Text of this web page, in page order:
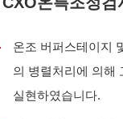
온조 버퍼스테이지
의 병렬처리에 의해
실현하였습니다.